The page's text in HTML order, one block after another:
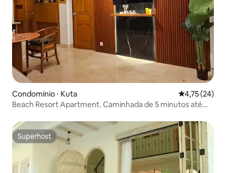
Condomínio ⋅ Kuta 4,75 de uma
4,75 (24)
Beach Resort Apartment. Caminhada de 5 minutos até
Superhost
Superhost